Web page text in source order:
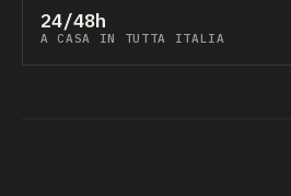
24/48h
A CASA IN TUTTA ITALIA